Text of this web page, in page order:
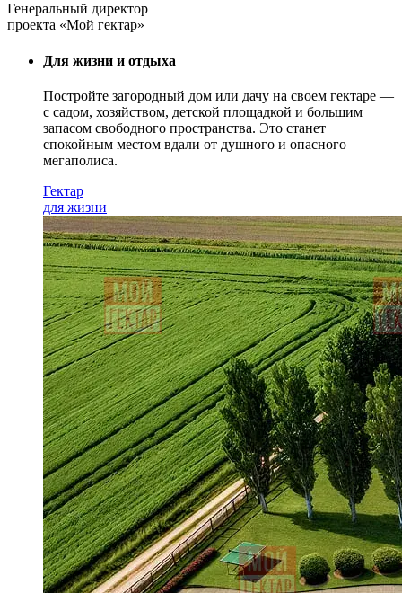
Генеральный директор
проекта «Мой гектар»
Для жизни и отдыха
Постройте загородный дом или дачу на своем гектаре —
с садом, хозяйством, детской площадкой и большим
запасом свободного пространства. Это станет
спокойным местом вдали от душного и опасного
мегаполиса.
Гектар
для жизни